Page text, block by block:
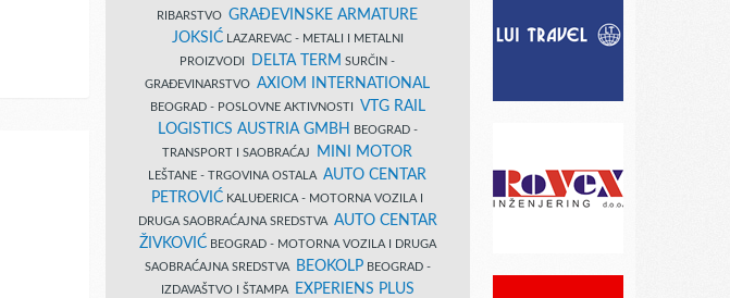
RIBARSTVO GRAĐEVINSKE ARMATURE
JOKSIĆLAZAREVAC - METALI I METALNI
PROIZVODI
DELTA TERM SURČIN -
GRAĐEVINARSTVO AXIOM INTERNATIONAL
BEOGRAD - POSLOVNE AKTIVNOSTI VTG RAIL
LOGISTICS AUSTRIA GMBH
BEOGRAD -
TRANSPORT I SAOBRAĆAJ
MINI MOTOR
LEŠTANE - TRGOVINA OSTALA AUTO CENTAR
PETROVIĆ KALUĐERICA - MOTORNA VOZILA I
DRUGA SAOBRAĆAJNA SREDSTVA AUTO CENTAR
ŽIVKOVIĆBEOGRAD - MOTORNA VOZILA I DRUGA
SAOBRAĆAJNA SREDSTVA
BEOKOLPBEOGRAD -
IZDAVAŠTVO I ŠTAMPA
EXPERIENS PLUS